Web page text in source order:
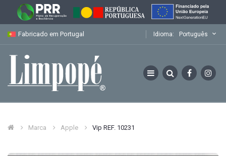
Fabricado em Portugal Idioma: Português
Marca Apple Vip REF. 10231